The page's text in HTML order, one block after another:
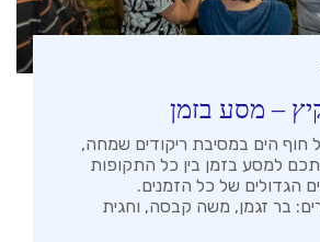
– מסע בזמן
חוף הים במסיבת ריקודים שמחה,
למסע בזמן בין כל התקופות
הגדולים של כל הזמנים.
בר זגמן, משה קבסה, וחגית